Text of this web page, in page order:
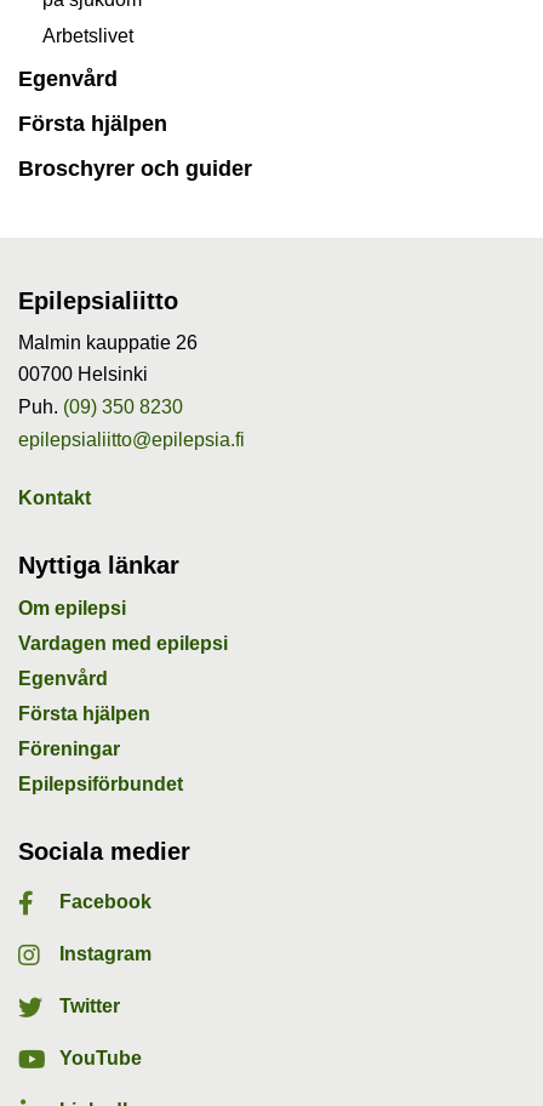
Arbetslivet
Egenvård
Första hjälpen
Broschyrer och guider
Epilepsialiitto
Malmin kauppatie 26
00700 Helsinki
Puh. (09) 350 8230
epilepsialiitto@epilepsia.fi
Kontakt
Nyttiga länkar
Om epilepsi
Vardagen med epilepsi
Egenvård
Första hjälpen
Föreningar
Epilepsiförbundet
Sociala medier
Facebook
Instagram
Twitter
YouTube